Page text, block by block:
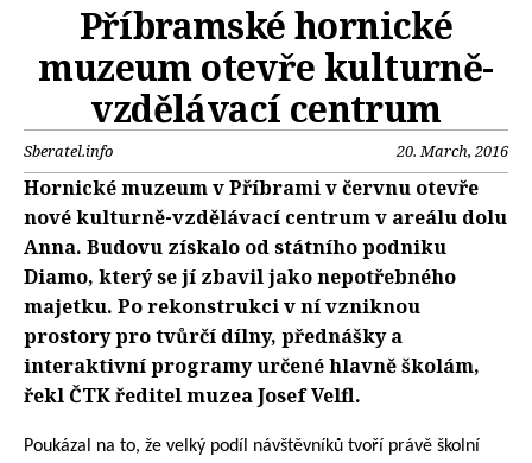
Příbramské hornické
muzeum otevře kulturně-
vzdělávací centrum
Sberatel.info 20. March, 2016
Hornické muzeum v Příbrami v červnu otevře
nové kulturně-vzdělávací centrum v areálu dolu
Anna. Budovu získalo od státního podniku
Diamo, který se jí zbavil jako nepotřebného
majetku. Po rekonstrukci v ní vzniknou
prostory pro tvůrčí dílny, přednášky a
interaktivní programy určené hlavně školám,
řekl ČTK ředitel muzea Josef Velfl.
Poukázal na to, že velký podíl návštěvníků tvoří právě školní